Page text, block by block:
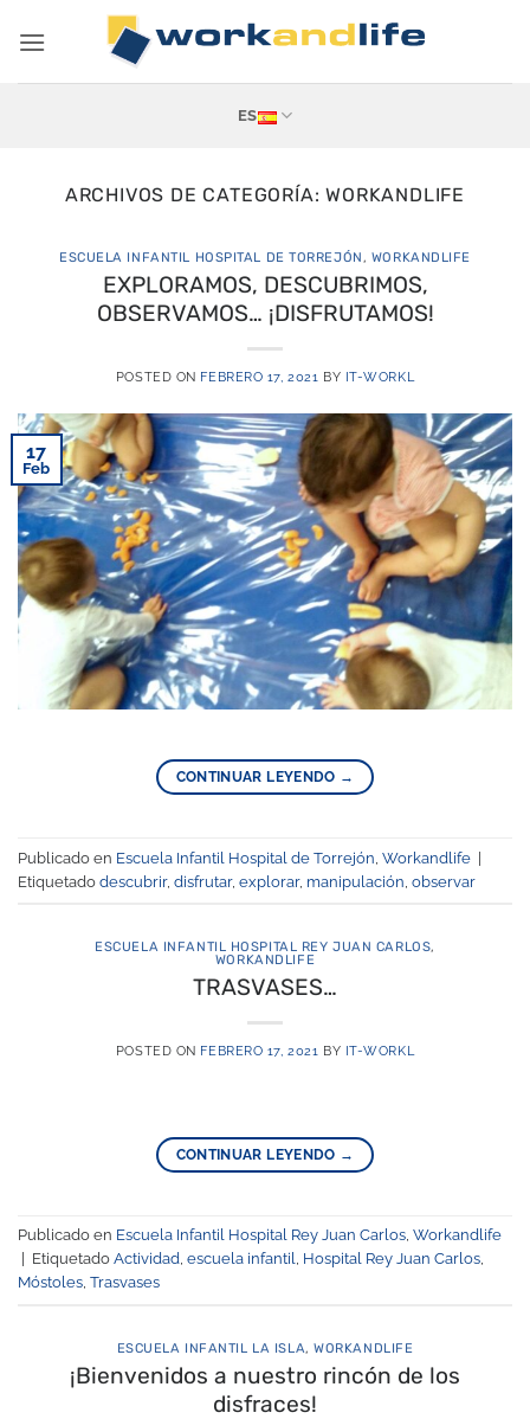
ES
ARCHIVOS DE CATEGORÍA:WORKANDLIFE
ESCUELA INFANTIL HOSPITAL DE TORREJÓN, WORKANDLIFE
EXPLORAMOS, DESCUBRIMOS,
OBSERVAMOS… ¡DISFRUTAMOS!
POSTED ON FEBRERO 17, 2021 BY IT-WORKL
17
Feb
CONTINUAR LEYENDO →
Publicado en Escuela Infantil Hospital de Torrejón Workandlife |
Etiquetado descubrir, disfrutar, explorar, manipulación observar
ESCUELA INFANTIL HOSPITAL REY JUAN CARLOS,
WORKANDLIFE
TRASVASES…
POSTED ON FEBRERO 17, 2021 BY IT-WORKL
CONTINUAR LEYENDO →
Publicado en Escuela Infantil Hospital Rey Juan Carlos, Workandlife
Etiquetado Actividad, escuela infantil, Hospital Rey Juan Carlos,
Móstoles, Trasvases
ESCUELA INFANTIL LA ISLA,WORKANDLIFE
¡Bienvenidos a nuestro rincón de los
disfraces!